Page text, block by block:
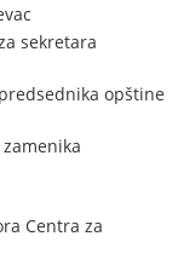
sekretara
opštine
Centra za